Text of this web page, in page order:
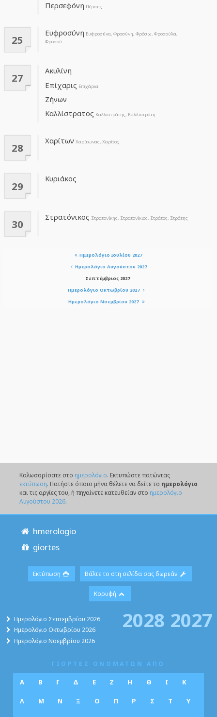
Περσεφόνη Πέρσης
25
Ευφροσύνη Ευφροσύνα, Φροσύνη, Φρόσω, Φροσούλα,
Φροσού
27
Ακυλίνη
Επίχαρις Επιχάρια
Ζήνων
Καλλίστρατος Καλλιστράτης, Καλλιστράτη
28
Χαρίτων Χαρίτωνας, Χαρίτος
29
Κυριάκος
30
Στρατόνικος Στρατονίκης, Στρατονίκιος, Στράτος, Στράτης
Ημερολόγιο Ιουλίου 2027
Ημερολόγιο Αυγούστου 2027
Σεπτέμβριος 2027
Ημερολόγιο Οκτωβρίου 2027
Ημερολόγιο Νοεμβρίου 2027
Καλωσορίσατε στο ημερολόγιο. Eκτυπώστε πατώντας
εκτύπωση. Πατήστε όποιο μήνα θέλετε να δείτε το ημερολόγιο
και τις αργίες του, ή πηγαίνετε κατευθείαν στο ημερολόγιο
Αυγούστου 2026.
hmerologio
giortes
Εκτύπωση Βάλτε το στη σελίδα σας δωρεάν
Κορυφή
Ημερολόγιο Σεπτεμβρίου 2026
Ημερολόγιο Οκτωβρίου 2026
Ημερολόγιο Νοεμβρίου 2026
2027
2028
ΓΙΟΡΤΕΣ ΟΝΟΜΑΤΩΝ ΑΠΟ
Α Β Γ Δ Ε Ζ Η Θ Ι Κ
Λ Μ Ν Ξ Ο Π Ρ Σ Τ Υ